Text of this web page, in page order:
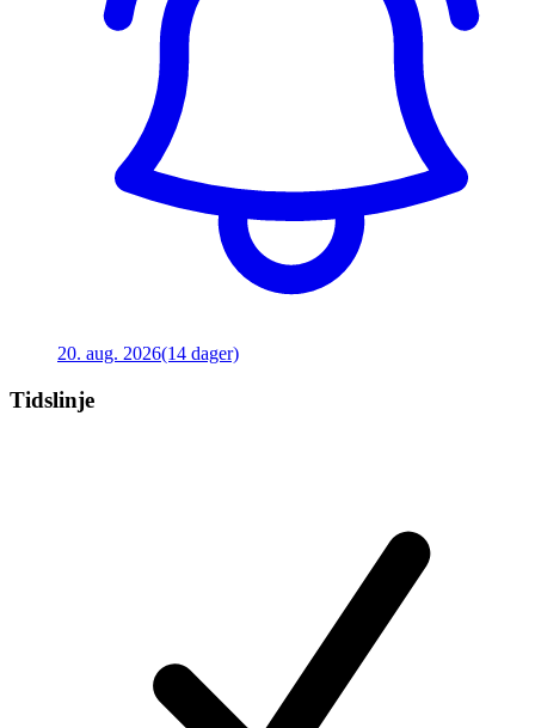
20. aug. 2026(14 dager)
Tidslinje